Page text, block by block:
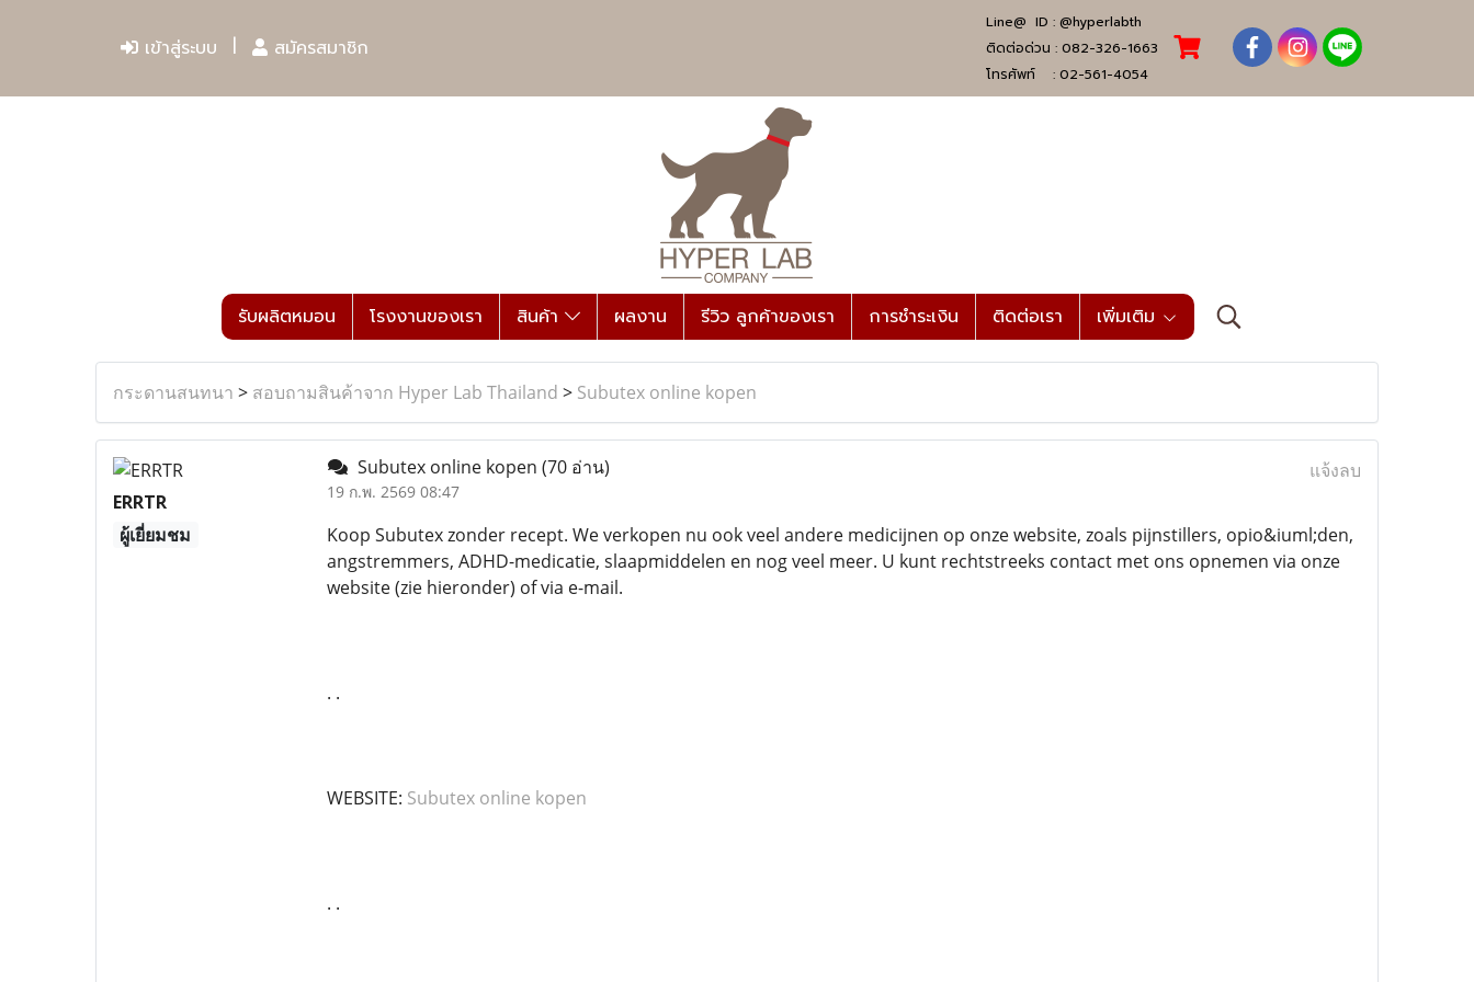
เข้าสู่ระบบ สมัครสมาชิก
Line@ ID : @hyperlabth
ติดต่อด่วน : 082-326-1663
โทรศัพท์ : 02-561-4054
รับผลิตหมอน โรงงานของเรา สินค้า ผลงาน รีวิว ลูกค้าของเรา การชำระเงิน ติดต่อเรา เพิ่มเติม
กระดานสนทนา > สอบถามสินค้าจาก Hyper Lab Thailand > Subutex online kopen
ERRTR
ผู้เยี่ยมชม
Subutex online kopen (70 อ่าน)
19 ก.พ. 2569 08:47
แจ้งลบ
Koop Subutex zonder recept. We verkopen nu ook veel andere medicijnen op onze website, zoals pijnstillers, opio&iuml;den,
angstremmers, ADHD-medicatie, slaapmiddelen en nog veel meer. U kunt rechtstreeks contact met ons opnemen via onze
website (zie hieronder) of via e-mail.
. .
WEBSITE: Subutex online kopen
. .